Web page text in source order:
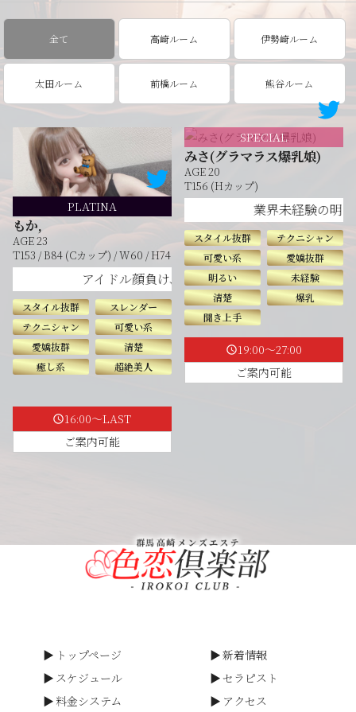
全て 高崎ルーム 伊勢崎ルーム
太田ルーム 前橋ルーム 熊谷ルーム
PLATINA
もか,
AGE 23
T153 / B84 (Cカップ) / W60 / H74
アイドル顔負け、もかさんと過ごす至福のオイル
スタイル抜群
スレンダー
テクニシャン
可愛い系
愛嬌抜群
清楚
癒し系
超絶美人
schedule16:00～LAST
ご案内可能
SPECIAL
みさ(グラマラス爆乳娘)
AGE 20
T156 (Hカップ)
業界未経験の明る
スタイル抜群
テクニシャン
可愛い系
愛嬌抜群
明るい
未経験
清楚
爆乳
聞き上手
schedule19:00～27:00
ご案内可能
トップページ
新着情報
スケジュール
セラピスト
料金システム
アクセス